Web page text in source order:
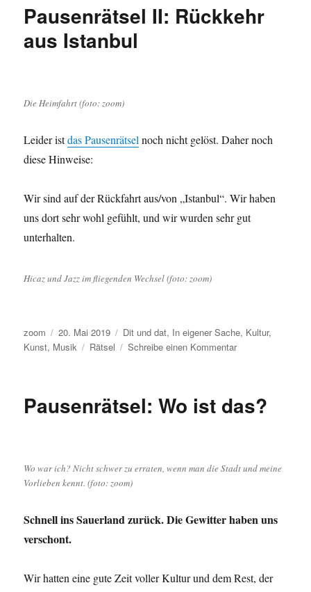
Langspielplatte
Pausenrätsel II: Rückkehr
aus Istanbul
Die Heimfahrt (foto: zoom)
Leider istdas Pausenrätsel noch nicht gelöst. Daher noch
diese Hinweise:
Wir sind auf der Rückfahrt aus/von „Istanbul“. Wir haben
uns dort sehr wohl gefühlt, und wir wurden sehr gut
unterhalten.
Hicaz und Jazz im fliegenden Wechsel (foto: zoom)
Autor
zoom
Veröffentlicht
am
20. Mai 2019 Kategorien
Dit und dat, In eigener Sache, Kultur,
Kunst, Musik Schlagwörter
Rätsel Schreibe einen Kommentarzu
aus
Pausenrätsel: Wo ist das?
Wo war ich? Nicht schwer zu erraten, wenn man die Stadt und meine
Vorlieben kennt. (foto: zoom)
Schnell ins Sauerland zurück. Die Gewitter haben uns
verschont.
Wir hatten eine gute Zeit voller Kultur und dem Rest, der